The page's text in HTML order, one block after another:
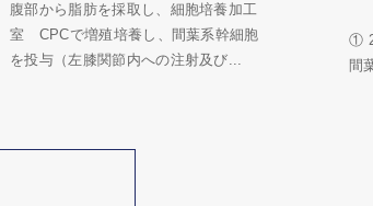
腹部から脂肪を採取し、細胞培養加工
室 CPCで増殖培養し、間葉系幹細胞
を投与（左膝関節内への注射及び...
①
間